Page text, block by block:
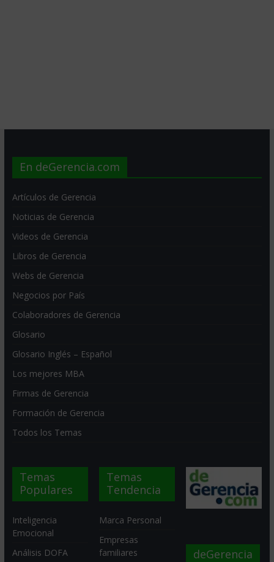
En deGerencia.com
Artículos de Gerencia
Noticias de Gerencia
Videos de Gerencia
Libros de Gerencia
Webs de Gerencia
Negocios por País
Colaboradores de Gerencia
Glosario
Glosario Inglés – Español
Los mejores MBA
Firmas de Gerencia
Formación de Gerencia
Todos los Temas
Temas
Populares
Inteligencia
Emocional
Análisis DOFA
Temas
Tendencia
Marca Personal
Empresas
familiares
deGerencia